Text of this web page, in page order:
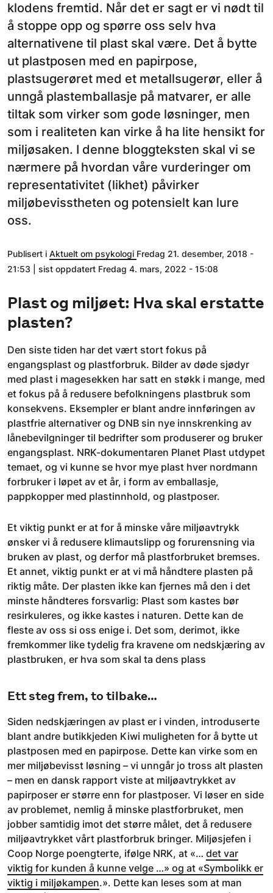
klodens fremtid. Når det er sagt er vi nødt til
å stoppe opp og spørre oss selv hva
alternativene til plast skal være. Det å bytte
ut plastposen med en papirpose,
plastsugerøret med et metallsugerør, eller å
unngå plastemballasje på matvarer, er alle
tiltak som virker som gode løsninger, men
som i realiteten kan virke å ha lite hensikt for
miljøsaken. I denne bloggteksten skal vi se
nærmere på hvordan våre vurderinger om
representativitet (likhet) påvirker
miljøbevisstheten og potensielt kan lure
oss.
Publisert i Aktuelt om psykologi Fredag 21. desember, 2018 -
21:53 | sist oppdatert Fredag 4. mars, 2022 - 15:08
Plast og miljøet: Hva skal erstatte
plasten?
Den siste tiden har det vært stort fokus på
engangsplast og plastforbruk. Bilder av døde sjødyr
med plast i magesekken har satt en støkk i mange, med
et fokus på å redusere befolkningens plastbruk som
konsekvens. Eksempler er blant andre innføringen av
plastfrie alternativer og DNB sin nye innskrenking av
lånebevilgninger til bedrifter som produserer og bruker
engangsplast. NRK-dokumentaren Planet Plast utdypet
temaet, og vi kunne se hvor mye plast hver nordmann
forbruker i løpet av et år, i form av emballasje,
pappkopper med plastinnhold, og plastposer.
Et viktig punkt er at for å minske våre miljøavtrykk
ønsker vi å redusere klimautslipp og forurensning via
bruken av plast, og derfor må plastforbruket bremses.
Et annet, viktig punkt er at vi må håndtere plasten på
riktig måte. Der plasten ikke kan fjernes må den i det
minste håndteres forsvarlig: Plast som kastes bør
resirkuleres, og ikke kastes i naturen. Dette kan de
fleste av oss si oss enige i. Det som, derimot, ikke
fremkommer like tydelig fra kravene om nedskjæring av
plastbruken, er hva som skal ta dens plass
Ett steg frem, to tilbake…
Siden nedskjæringen av plast er i vinden, introduserte
blant andre butikkjeden Kiwi muligheten for å bytte ut
plastposen med en papirpose. Dette kan virke som en
mer miljøbevisst løsning – vi unngår jo tross alt plasten
– men en dansk rapport viste at miljøavtrykket av
papirposer er større enn for plastposer. Vi løser en side
av problemet, nemlig å minske plastforbruket, men
jobber samtidig imot det større målet, det å redusere
miljøavtrykket vårt plastforbruk bringer. Miljøsjefen i
Coop Norge poengterte, ifølge NRK, at «… det var
viktig for kunden å kunne velge …» og at «Symbolikk er
viktig i miljøkampen.». Dette kan leses som at man